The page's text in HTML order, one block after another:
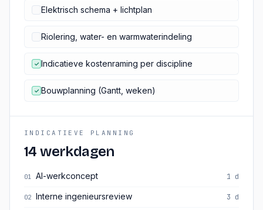
Elektrisch schema + lichtplan
Riolering, water- en warmwaterindeling
✓ Indicatieve kostenraming per discipline
✓ Bouwplanning (Gantt, weken)
INDICATIEVE PLANNING
14 werkdagen
01 AI-werkconcept 1 d
02 Interne ingenieursreview 3 d